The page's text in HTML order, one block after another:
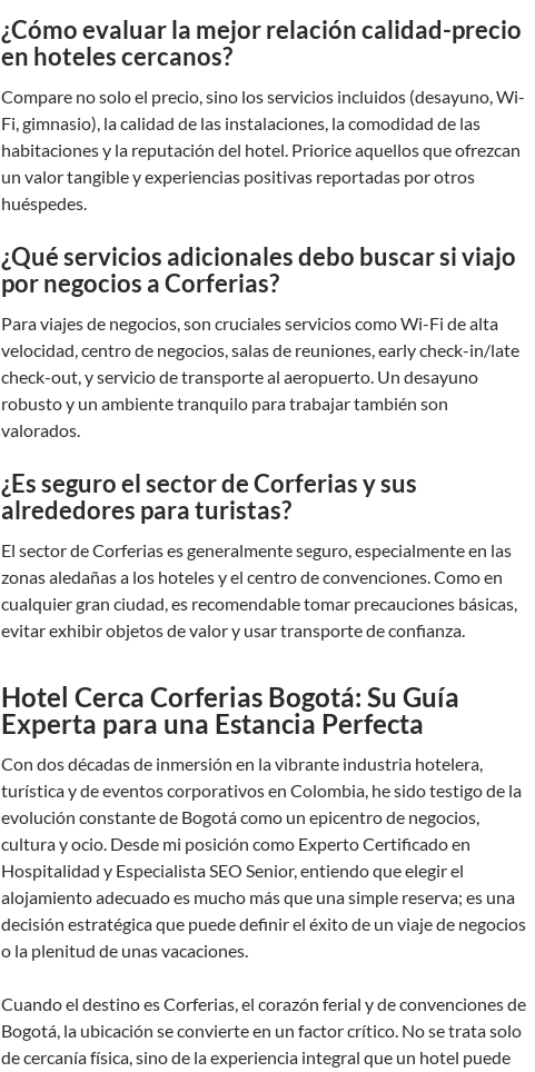
¿Cómo evaluar la mejor relación calidad-precio
en hoteles cercanos?
Compare no solo el precio, sino los servicios incluidos (desayuno, Wi-
Fi, gimnasio), la calidad de las instalaciones, la comodidad de las
habitaciones y la reputación del hotel. Priorice aquellos que ofrezcan
un valor tangible y experiencias positivas reportadas por otros
huéspedes.
¿Qué servicios adicionales debo buscar si viajo
por negocios a Corferias?
Para viajes de negocios, son cruciales servicios como Wi-Fi de alta
velocidad, centro de negocios, salas de reuniones, early check-in/late
check-out, y servicio de transporte al aeropuerto. Un desayuno
robusto y un ambiente tranquilo para trabajar también son
valorados.
¿Es seguro el sector de Corferias y sus
alrededores para turistas?
El sector de Corferias es generalmente seguro, especialmente en las
zonas aledañas a los hoteles y el centro de convenciones. Como en
cualquier gran ciudad, es recomendable tomar precauciones básicas,
evitar exhibir objetos de valor y usar transporte de confianza.
Hotel Cerca Corferias Bogotá: Su Guía
Experta para una Estancia Perfecta
Con dos décadas de inmersión en la vibrante industria hotelera,
turística y de eventos corporativos en Colombia, he sido testigo de la
evolución constante de Bogotá como un epicentro de negocios,
cultura y ocio. Desde mi posición como Experto Certificado en
Hospitalidad y Especialista SEO Senior, entiendo que elegir el
alojamiento adecuado es mucho más que una simple reserva; es una
decisión estratégica que puede definir el éxito de un viaje de negocios
o la plenitud de unas vacaciones.
Cuando el destino es Corferias, el corazón ferial y de convenciones de
Bogotá, la ubicación se convierte en un factor crítico. No se trata solo
de cercanía física, sino de la experiencia integral que un hotel puede